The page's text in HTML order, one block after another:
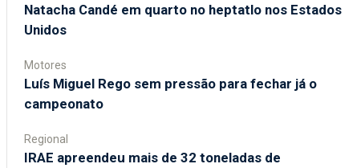
Natacha Candé em quarto no heptatlo nos Estados
Unidos
Motores
Luís Miguel Rego sem pressão para fechar já o
campeonato
Regional
IRAE apreendeu mais de 32 toneladas de